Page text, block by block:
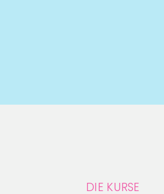
DIE KURSE